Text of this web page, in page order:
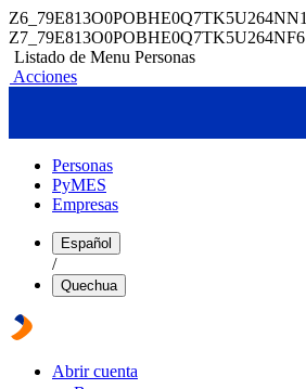
Z6_79E813O0POBHE0Q7TK5U264NN1
Z7_79E813O0POBHE0Q7TK5U264NF6
Listado de Menu Personas
Acciones
Personas
PyMES
Empresas
Español
/
Quechua
Abrir cuenta